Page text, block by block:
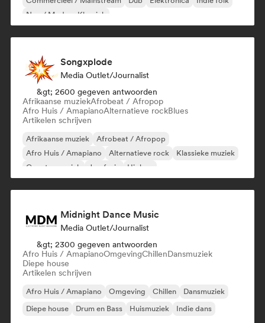
Neo / Modern Klassiek
Songxplode
Media Outlet/Journalist
&gt; 2600 gegeven antwoorden
Afrikaanse muziekAfrobeat / Afropop
Afro Huis / AmapianoAlternatieve rockBlues
Artikelen schrijven
Afrikaanse muziek
Afrobeat / Afropop
Afro Huis / Amapiano
Alternatieve rock
Klassieke muziek
Country muziek
Jazzfusie Hiphop
Midnight Dance Music
Media Outlet/Journalist
&gt; 2300 gegeven antwoorden
Afro Huis / AmapianoOmgevingChillenDansmuziek
Diepe house
Artikelen schrijven
Afro Huis / Amapiano Omgeving Chillen
Dansmuziek
Diepe house
Drum en Bass Huismuziek Indie dans